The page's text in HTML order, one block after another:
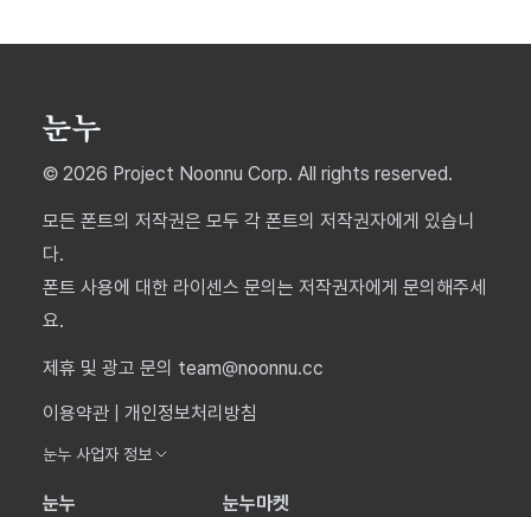
© 2026 Project Noonnu Corp. All rights reserved.
모든 폰트의 저작권은 모두 각 폰트의 저작권자에게 있습니
다.
폰트 사용에 대한 라이센스 문의는 저작권자에게 문의해주세
요.
제휴 및 광고 문의 team@noonnu.cc
이용약관
개인정보처리방침
눈누 사업자 정보
눈누 눈누마켓